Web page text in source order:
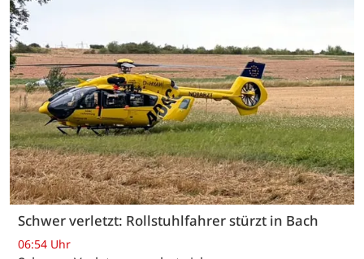
Schwer verletzt: Rollstuhlfahrer stürzt in Bach
06:54 Uhr